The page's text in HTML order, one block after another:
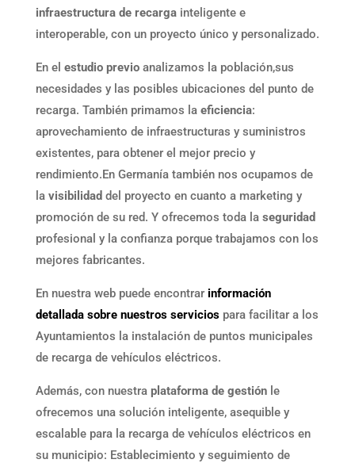
infraestructura de recargainteligente e
interoperable, con un proyecto único y personalizado.
En el estudio previoanalizamos la población,sus
necesidades y las posibles ubicaciones del punto de
recarga. También primamos la eficiencia:
aprovechamiento de infraestructuras y suministros
existentes, para obtener el mejor precio y
rendimiento.En Germanía también nos ocupamos de
lavisibilidad del proyecto en cuanto a marketing y
promoción de su red. Y ofrecemos toda la seguridad
profesional y la confianza porque trabajamos con los
mejores fabricantes.
En nuestra web puede encontrarinformación
detallada sobre nuestros serviciospara facilitar a los
Ayuntamientos la instalación de puntos municipales
de recarga de vehículos eléctricos.
Además, con nuestra plataforma de gestiónle
ofrecemos una solución inteligente, asequible y
escalable para la recarga de vehículos eléctricos en
su municipio: Establecimiento y seguimiento de